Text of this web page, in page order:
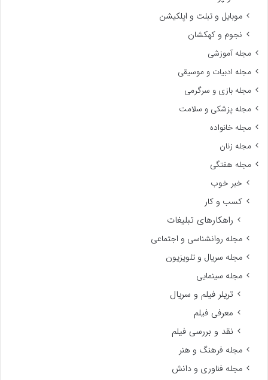
موبایل و تبلت و اپلکیشن
نجوم و کهکشان
مجله آموزشی
مجله ادبیات و موسیقی
مجله بازی و سرگرمی
مجله پزشکی و سلامت
مجله خانواده
مجله زنان
مجله هفتگی
خبر خوب
کسب و کار
راهکارهای تبلیغات
مجله روانشناسی و اجتماعی
مجله سریال و تلویزیون
مجله سینمایی
تریلر فیلم و سریال
معرفی فیلم
نقد و بررسی فیلم
مجله فرهنگ و هنر
مجله فناوری و دانش